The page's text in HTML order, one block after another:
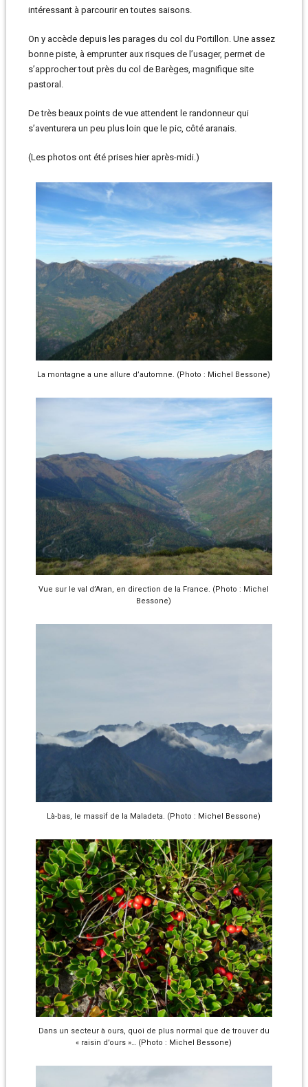
intéressant à parcourir en toutes saisons.
On y accède depuis les parages du col du Portillon. Une assez
bonne piste, à emprunter aux risques de l’usager, permet de
s’approcher tout près du col de Barèges, magnifique site
pastoral.
De très beaux points de vue attendent le randonneur qui
s’aventurera un peu plus loin que le pic, côté aranais.
(Les photos ont été prises hier après-midi.)
La montagne a une allure d’automne. (Photo : Michel Bessone)
Vue sur le val d’Aran, en direction de la France. (Photo : Michel
Bessone)
Là-bas, le massif de la Maladeta. (Photo : Michel Bessone)
Dans un secteur à ours, quoi de plus normal que de trouver du
« raisin d’ours »… (Photo : Michel Bessone)